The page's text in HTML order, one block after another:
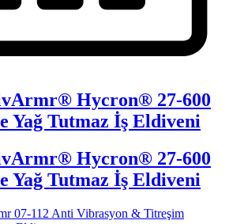
Hycron® 27-600
Yağ Tutmaz İş Eldiveni
Hycron® 27-600
Yağ Tutmaz İş Eldiveni